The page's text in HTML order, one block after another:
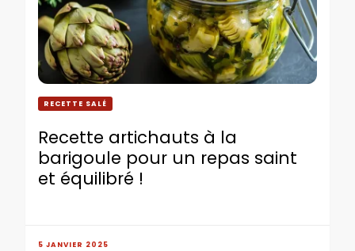
RECETTE SALÉ
Recette artichauts à la
barigoule pour un repas saint
et équilibré !
5 JANVIER 2025